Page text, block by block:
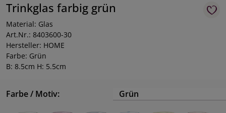
Trinkglas farbig grün
Material: Glas
Art.Nr.: 8403600-30
Hersteller: HOME
Farbe: Grün
B: 8.5cm H: 5.5cm
Farbe / Motiv: Grün